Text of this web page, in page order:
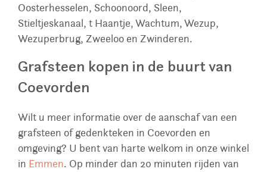
Oosterhesselen, Schoonoord, Sleen,
Stieltjeskanaal, t Haantje, Wachtum, Wezup,
Wezuperbrug, Zweeloo en Zwinderen.
Grafsteen kopen in de buurt van
Coevorden
Wilt u meer informatie over de aanschaf van een
grafsteen of gedenkteken in Coevorden en
omgeving? U bent van harte welkom in onze winkel
in Emmen. Op minder dan 20 minuten rijden van